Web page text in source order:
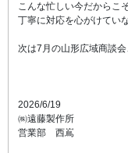
こんな忙しい今だからこ
丁寧に対応を心がけてい
次は7月の山形広域商談
2026/6/19
㈱遠藤製作所
営業部 西嶌